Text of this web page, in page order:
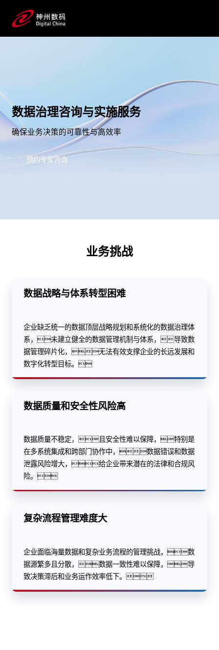
数据治理咨询与实施服务
确保业务决策的可靠性与高效率
预约专家咨询
业务挑战
数据战略与体系转型困难
企业缺乏统一的数据顶层战略规划和系统化的数据治理体
系，未建立健全的数据管理机制与体系，导致数
据管理碎片化，无法有效支撑企业的长远发展和
数字化转型目标。
数据质量和安全性风险高
数据质量不稳定，且安全性难以保障，特别是
在多系统集成和跨部门协作中，数据错误和数据
泄露风险增大，给企业带来潜在的法律和合规风
险。
复杂流程管理难度大
企业面临海量数据和复杂业务流程的管理挑战，数
据源繁多且分散，数据一致性难以保障，导
致决策滞后和业务运作效率低下。